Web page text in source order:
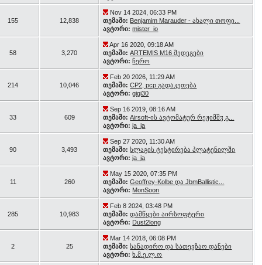
155 12,838
Nov 14 2024, 06:33 PM
თემაში: Benjamim Marauder - ახალი თოფი...
ავტორი: mister_io
58 3,270
Apr 16 2020, 09:18 AM
თემაში: ARTEMIS M16 შედეგები
ავტორი: ჩერო
214 10,046
Feb 20 2026, 11:29 AM
თემაში: CP2, pcp გადაკეთება
ავტორი: gigi30
33 609
Sep 16 2019, 08:16 AM
თემაში: Airsoft-ის ავტომატურ რეჟიმშჳ გ...
ავტორი: ja_ja
90 3,493
Sep 27 2020, 11:30 AM
თემაში: სლაგის ტესტირება პლატენილში
ავტორი: ja_ja
11 260
May 15 2020, 07:35 PM
თემაში: Geoffrey-Kolbe და JbmBallistic...
ავტორი: MonSoon
285 10,983
Feb 8 2024, 03:48 PM
თემაში: დამწყები აირსოფტერი
ავტორი: Dust2long
2 25
Mar 14 2018, 06:08 PM
თემაში: სანადირო და სათევზაო დანები
ავტორი: ხ.მ.ე.ლ.ო